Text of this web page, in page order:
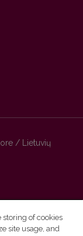
/ Lietuvių
storing of cookies
site usage, and